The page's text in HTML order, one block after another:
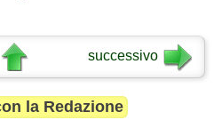
successivo
la Redazione